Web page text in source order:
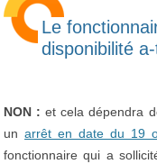
Le
disponibilité
NON : et cela dépendra
unarrêt en date du 19
fonctionnaire qui a